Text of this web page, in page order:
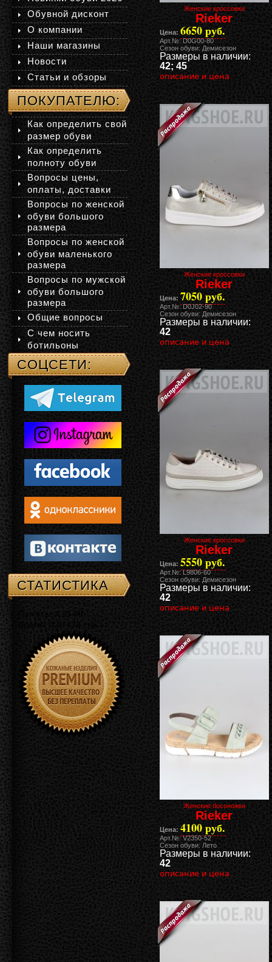
Женские кроссовки
Rieker
Цена: 6650 руб.
Арт.№: D0G00-80
Сезон обуви: Демисезон
Размеры в наличии:
42; 45
описание и цена
Женские кроссовки
Rieker
Цена: 7050 руб.
Арт.№: D0J02-90
Сезон обуви: Демисезон
Размеры в наличии:
42
описание и цена
Женские кроссовки
Rieker
Цена: 5550 руб.
Арт.№: L9806-60
Сезон обуви: Демисезон
Размеры в наличии:
42
описание и цена
Женские босоножки
Rieker
Цена: 4100 руб.
Арт.№: V2350-52
Сезон обуви: Лето
Размеры в наличии:
42
описание и цена
Обувной дисконт
О компании
Наши магазины
Новости
Статьи и обзоры
ПОКУПАТЕЛЮ:
Как определить свой
размер обуви
Как определить
полноту обуви
Вопросы цены,
оплаты, доставки
Вопросы по женской
обуви большого
размера
Вопросы по женской
обуви маленького
размера
Вопросы по мужской
обуви большого
размера
Общие вопросы
С чем носить
ботильоны
СОЦСЕТИ:
СТАТИСТИКА
Память: 4.25 Mb
Время: 0.07479 сек.